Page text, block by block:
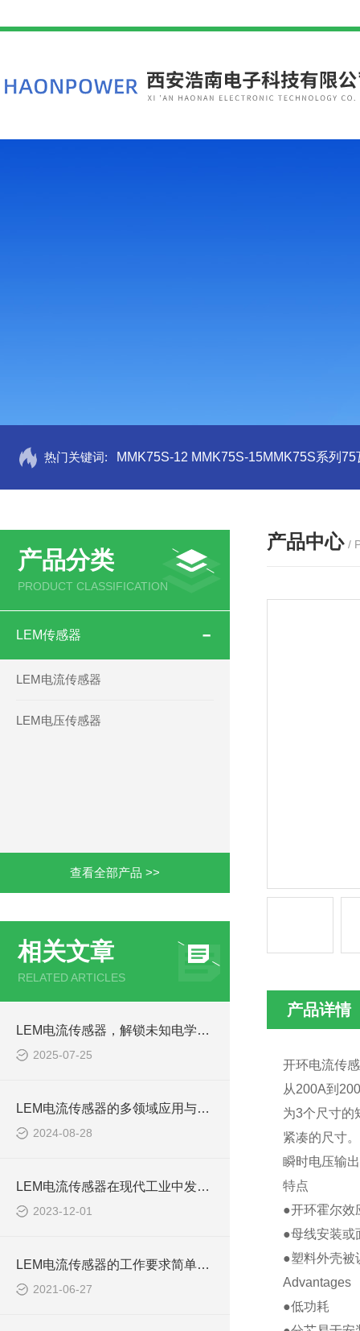
热门关键词: MMK75S-12 MMK75S-15MMK75S系列
产品分类
PRODUCT CLASSIFICATION
LEM传感器
LEM电流传感器
LEM电压传感器
查看全部产品 >>
相关文章
RELATED ARTICLES
LEM电流传感器，解锁未知电学奥秘
2025-07-25
LEM电流传感器的多领域应用与市场新动向
2024-08-28
LEM电流传感器在现代工业中发挥着重要作用
2023-12-01
LEM电流传感器的工作要求简单了解一下
2021-06-27
产品中心 /
产品详情
开环电流传
从200A到
为3个尺寸的
紧凑的尺寸
瞬时电压输出
特点
●开环霍尔效
●母线安装或
●塑料外壳被
Advantages
●低功耗